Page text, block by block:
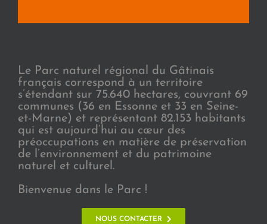
Le Parc naturel régional du Gâtinais
français correspond à un territoire
s’étendant sur 75.640 hectares, couvrant 69
communes (36 en Essonne et 33 en Seine-
et-Marne) et représentant 82.153 habitants
qui est aujourd’hui au cœur des
préoccupations en matière de préservation
de l’environnement et du patrimoine
naturel et culturel.
Bienvenue dans le Parc !
NOUS CONTACTER